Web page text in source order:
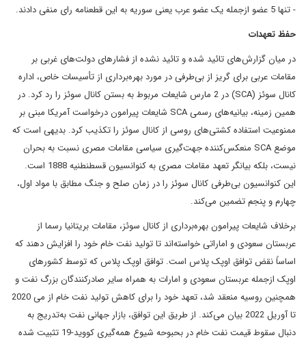
- تنها 5 عضو ازجمله یک عضو عرب یعنی سوریه به این قطعنامه رای منفی دادند.
حفظ تعهدات
در میان گزارش‌های تائید شده و تائید نشده از فشارهای دولت‌های غربی بر
مقامات عربی برای گریز از بی‌طرفی در مورد بهره‌برداری از تأسیسات خاص، اداره
کانال سوئز (SCA) در 2 مارس شایعات مربوط به بستن کانال سوئز را رد کرد. در
همین زمینه، بیانیه‌های رسمی SCA شایعات پیرامون درخواست آمریکا مبنی بر
ممنوعیت استفاده کشتی‌های روسی از کانال سوئز را تکذیب کرد. بدیهی است که
موضع SCA منعکس‌کننده جهت‌گیری سیاسی مقامات مصری نسبت به بحران
نیست، بلکه بیانگر تعهد مقامات مصری به کنوانسیون قسطنطنیه 1888 است.
این کنوانسیون بی‌طرفی کانال سوئز را در زمان صلح و جنگ مطابق با مواد اول،
چهارم و پنجم تضمین می‌کند.
برخلاف شایعات پیرامون بهره‌برداری از کانال سوئز، مقامات بریتانیا رسما از
عربستان سعودی و اماراتی خواسته‌اند تا تولید نفت خام خود را افزایش دهند که
اساساً نقض توافق اوپک پلاس است. توافق اوپک پلاس که توسط کشورهای
اوپک ازجمله عربستان سعودی و امارات به همراه سایر صادرکنندگان بزرگ نفت و
همچنین روسیه منعقد شد، تعهد خود را برای کاهش تولید نفت خام از می 2020
تا آوریل 2022 بیان می‌کند. از طریق این توافق، بازار جهانی نفت به‌تدریج به
دنبال سقوط قیمت نفت خام در بحبوحه شیوع همه‌گیری کووید-19 تثبیت شده